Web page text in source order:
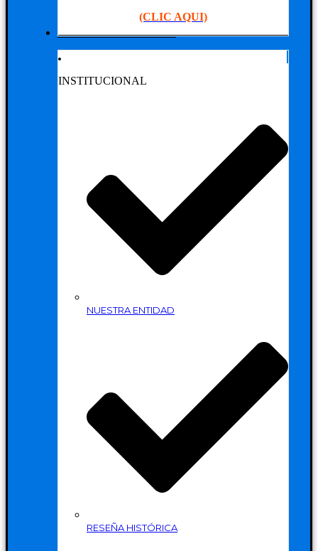
(CLIC AQUI)
NUESTRA EMPRESA
INSTITUCIONAL
NUESTRA ENTIDAD
RESEÑA HISTÓRICA